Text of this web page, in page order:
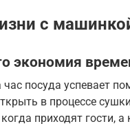
с
экономия
посуда успевает
в процессе
приходят гости,